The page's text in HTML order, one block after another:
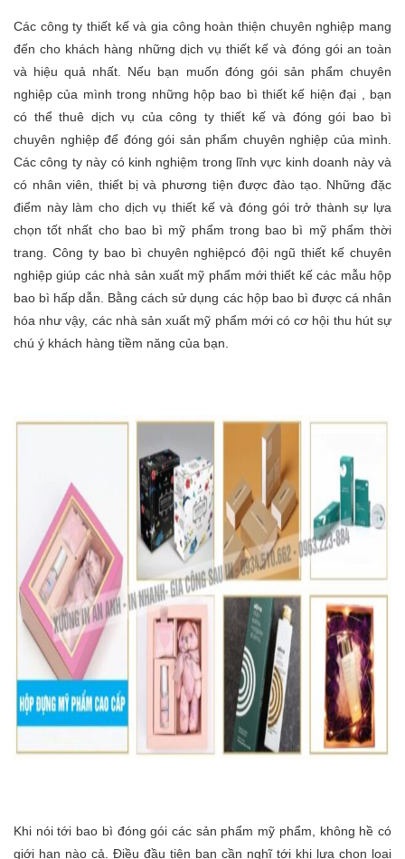
Các công ty thiết kế và gia công hoàn thiện chuyên nghiệp mang
đến cho khách hàng những dịch vụ thiết kế và đóng gói an toàn
và hiệu quả nhất. Nếu bạn muốn đóng gói sản phẩm chuyên
nghiệp của mình trong những hộp bao bì thiết kế hiện đại , bạn
có thể thuê dịch vụ của công ty thiết kế và đóng gói bao bì
chuyên nghiệp để đóng gói sản phẩm chuyên nghiệp của mình.
Các công ty này có kinh nghiệm trong lĩnh vực kinh doanh này và
có nhân viên, thiết bị và phương tiện được đào tạo. Những đặc
điểm này làm cho dịch vụ thiết kế và đóng gói trở thành sự lựa
chọn tốt nhất cho bao bì mỹ phẩm trong bao bì mỹ phẩm thời
trang. Công ty bao bì chuyên nghiệpcó đội ngũ thiết kế chuyên
nghiệp giúp các nhà sản xuất mỹ phẩm mới thiết kế các mẫu hộp
bao bì hấp dẫn. Bằng cách sử dụng các hộp bao bì được cá nhân
hóa như vậy, các nhà sản xuất mỹ phẩm mới có cơ hội thu hút sự
chú ý khách hàng tiềm năng của bạn.
Khi nói tới bao bì đóng gói các sản phẩm mỹ phẩm, không hề có
giới hạn nào cả. Điều đầu tiên bạn cần nghĩ tới khi lựa chọn loại